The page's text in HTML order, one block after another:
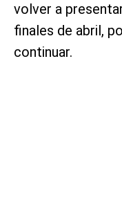
volver a
finales de abril,
continuar.